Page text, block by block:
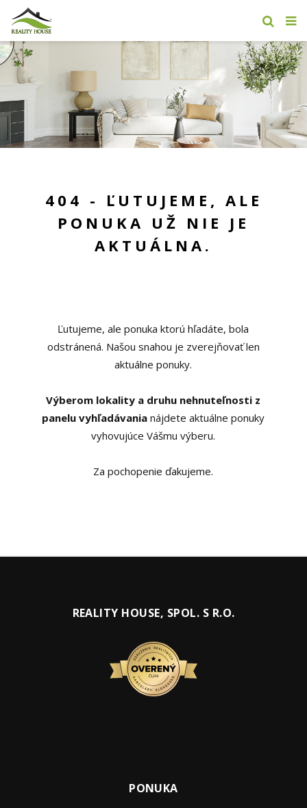
404 - ĽUTUJEME, ALE
PONUKA UŽ NIE JE
AKTUÁLNA.
Ľutujeme, ale ponuka ktorú hľadáte, bola
odstránená. Našou snahou je zverejňovať len
aktuálne ponuky.
Výberom lokality a druhu nehnuteľnosti z
panelu vyhľadávania nájdete aktuálne ponuky
vyhovujúce Vášmu výberu.
Za pochopenie ďakujeme.
REALITY HOUSE, SPOL. S R.O.
PONUKA